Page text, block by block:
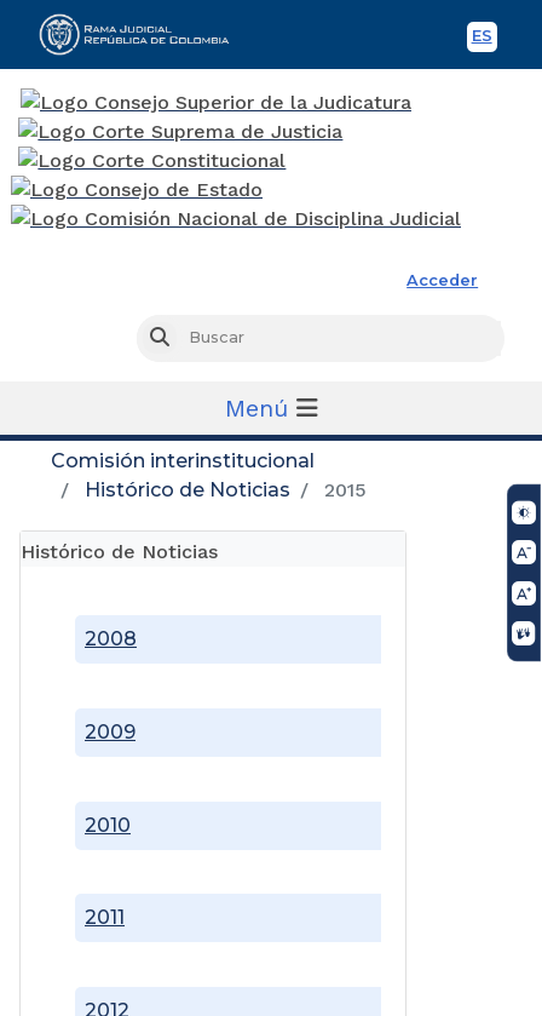
ES
Acceder
Buscar
Menú
Comisión interinstitucional
Histórico de Noticias
2015
Histórico de Noticias
2008
2009
2010
2011
2012